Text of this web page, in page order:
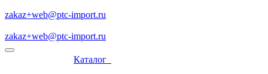
zakaz+web@ptc-import.ru
zakaz+web@ptc-import.ru
Каталог